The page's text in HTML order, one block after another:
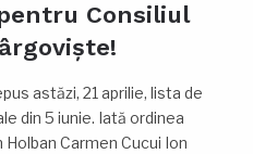
Consiliul
astăzi, 21 aprilie, lista de
din 5 iunie. Iată ordinea
Carmen Cucui Ion